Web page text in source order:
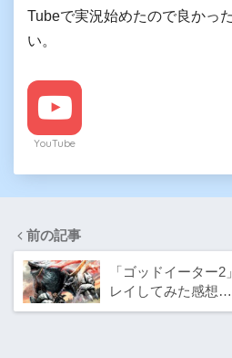
Tubeで実況始めたので良かっ
い。
YouTube
前の記事
「ゴッドイーター
レイしてみた感想…